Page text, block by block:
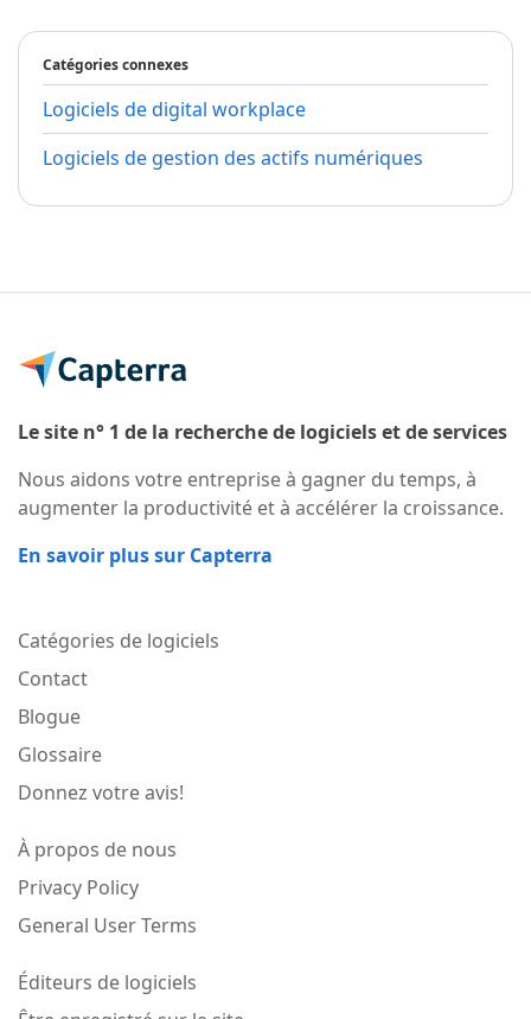
Catégories connexes
Logiciels de digital workplace
Logiciels de gestion des actifs numériques
Le site n° 1 de la recherche de logiciels et de services
Nous aidons votre entreprise à gagner du temps, à
augmenter la productivité et à accélérer la croissance.
En savoir plus sur Capterra
Catégories de logiciels
Contact
Blogue
Glossaire
Donnez votre avis!
À propos de nous
Privacy Policy
General User Terms
Éditeurs de logiciels